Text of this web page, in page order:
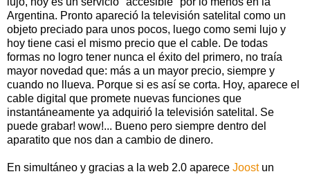
Argentina. Pronto apareció la televisión satelital como un
objeto preciado para unos pocos, luego como semi lujo y
hoy tiene casi el mismo precio que el cable. De todas
formas no logro tener nunca el éxito del primero, no traía
mayor novedad que: más a un mayor precio, siempre y
cuando no llueva. Porque si es así se corta. Hoy, aparece el
cable digital que promete nuevas funciones que
instantáneamente ya adquirió la televisión satelital. Se
puede grabar! wow!... Bueno pero siempre dentro del
aparatito que nos dan a cambio de dinero.
En simultáneo y gracias a la web 2.0 aparece Joostun